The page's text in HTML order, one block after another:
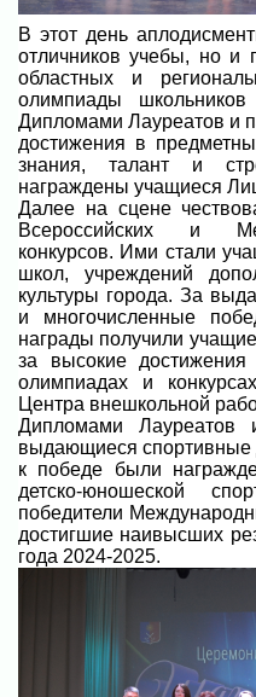
В этот день
отличников учебы, но и
областных и
олимпиады
Дипломами Лауреатов и
достижения в
знания, талант и
награждены учащиеся
Далее на сцене
Всероссийских и
конкурсов. Ими стали
школ, учреждений
культуры города. За
и многочисленные
награды получили
за высокие
олимпиадах и
Центра внешкольной
Дипломами
выдающиеся спортивные
к победе были
детско-юношеской
победители
достигшие наивысших
года 2024-2025.